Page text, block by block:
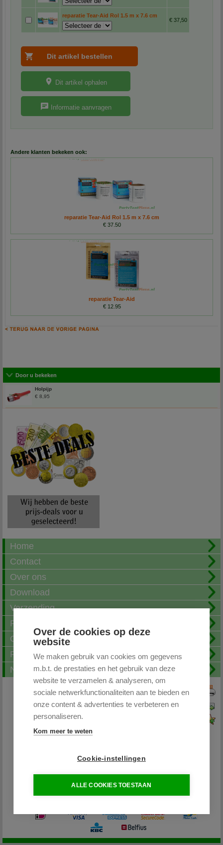
Over de cookies op deze
website
We maken gebruik van cookies om gegevens
m.b.t. de prestaties en het gebruik van deze
website te verzamelen & analyseren, om
sociale netwerkfunctionaliteiten aan te bieden en
onze content & advertenties te verbeteren en
personaliseren.
Kom meer te weten
Cookie-instellingen
ALLE COOKIES TOESTAAN
reparatie Tear-Aid Rol 1.5 m x 7.6 cm
€ 37,50
Dit artikel ophalen
Informatie aanvragen
Andere klanten bekeken ook:
reparatie Tear-Aid Rol 1.5 m x 7.6 cm
€ 37.50
reparatie Tear-Aid
€ 12.95
Door u bekeken
Holpijp
€ 8,95
Home
Contact
Over ons
Download
Verzending
Fotoalbum
Openingstijden
FAQ
Nieuwsbrief
Print deze pagina
Pagina doorsturen